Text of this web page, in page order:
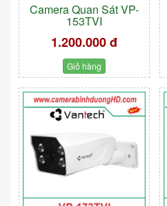
Camera Quan Sát VP-
153TVI
1.200.000 đ
Giỏ hàng